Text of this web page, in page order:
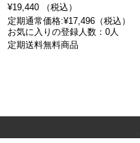
¥19,440 （税込）
定期通常価格:¥17,496（税込）
お気に入りの登録人数：0人
定期送料無料商品